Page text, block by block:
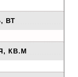
ВТ
КВ.М